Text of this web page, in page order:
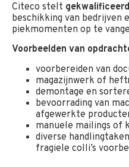
Citeco stelt
beschikking van bedrijven
piekmomenten op te
Voorbeelden van
voorbereiden van
magazijnwerk of
demontage en
bevoorrading van
afgewerkte
manuele mailings of
diverse
fragiele colli’s